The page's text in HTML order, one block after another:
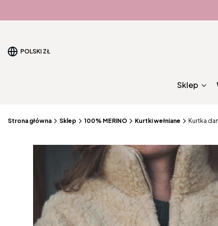
POLSKI ZŁ
Sklep
Strona główna Sklep 100% MERINO Kurtki wełniane Kurtka